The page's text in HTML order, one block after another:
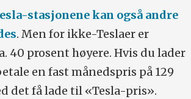
stasjonene kan også andre
. Men for ikke-Teslaer er
40 prosent høyere. Hvis du lader
en fast månedspris på 129
det få lade til «Tesla-pris».